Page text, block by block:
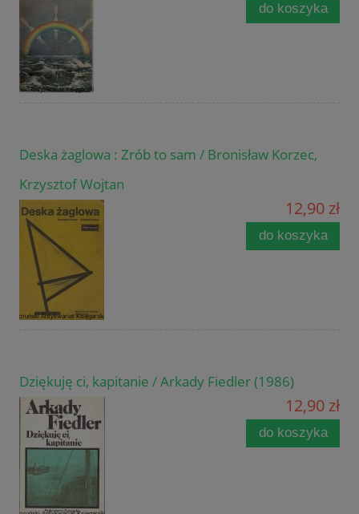
do koszyka
Deska żaglowa : Zrób to sam / Bronisław Korzec,
Krzysztof Wojtan
12,90 zł
do koszyka
Dziękuję ci, kapitanie / Arkady Fiedler (1986)
12,90 zł
do koszyka